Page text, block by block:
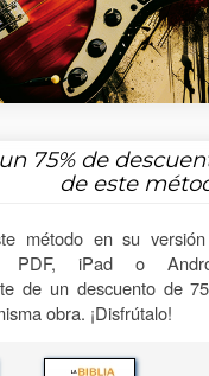
75%de
de este
método en su
PDF, iPad o
de un descuento de
obra. ¡Disfrútalo!